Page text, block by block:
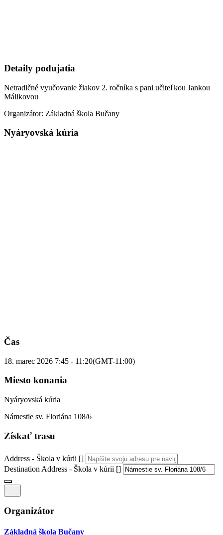
Detaily podujatia
Netradičné vyučovanie žiakov 2. ročníka s pani učiteľkou Jankou
Málikovou
Organizátor: Základná škola Bučany
Nyáryovská kúria
Čas
18. marec 2026 7:45 - 11:20(GMT-11:00)
Miesto konania
Nyáryovská kúria
Námestie sv. Floriána 108/6
Získať trasu
Address - Škola v kúrii []
Destination Address - Škola v kúrii []
Organizátor
Základná škola Bučany